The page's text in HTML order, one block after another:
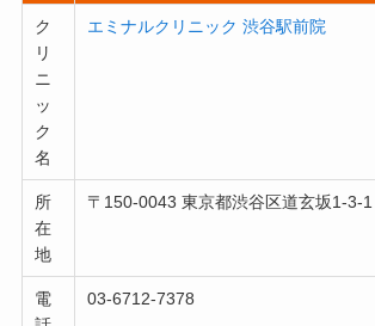
ク
リ
ニ
ッ
ク
名
エミナルクリニック 渋谷駅前院
所
在
地
〒150-0043 東京都渋谷区道玄坂1-3-
電
03-6712-7378